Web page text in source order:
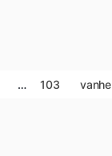
… 103